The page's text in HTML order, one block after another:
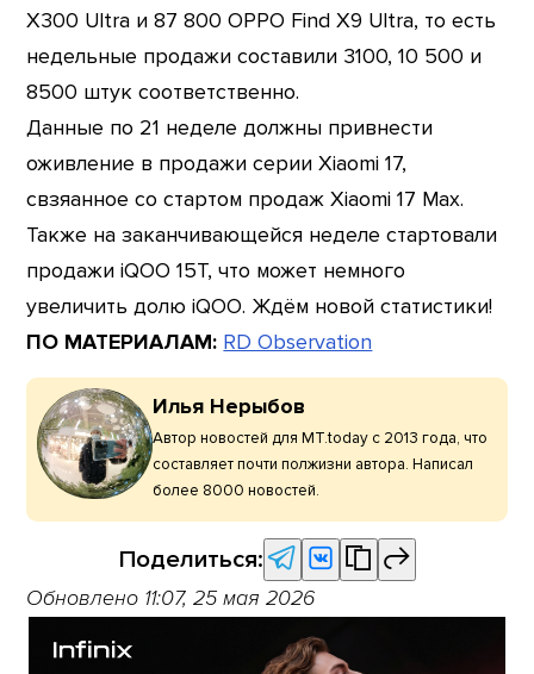
X300 Ultra и 87 800 OPPO Find X9 Ultra, то есть
недельные продажи составили 3100, 10 500 и
8500 штук соответственно.
Данные по 21 неделе должны привнести
оживление в продажи серии Xiaomi 17,
свзяанное со стартом продаж Xiaomi 17 Max.
Также на заканчивающейся неделе стартовали
продажи iQOO 15T, что может немного
увеличить долю iQOO. Ждём новой статистики!
ПО МАТЕРИАЛАМ: RD Observation
Илья Нерыбов
Автор новостей для MT.today с 2013 года, что
составляет почти полжизни автора. Написал
более 8000 новостей.
Поделиться:
Обновлено 11:07, 25 мая 2026